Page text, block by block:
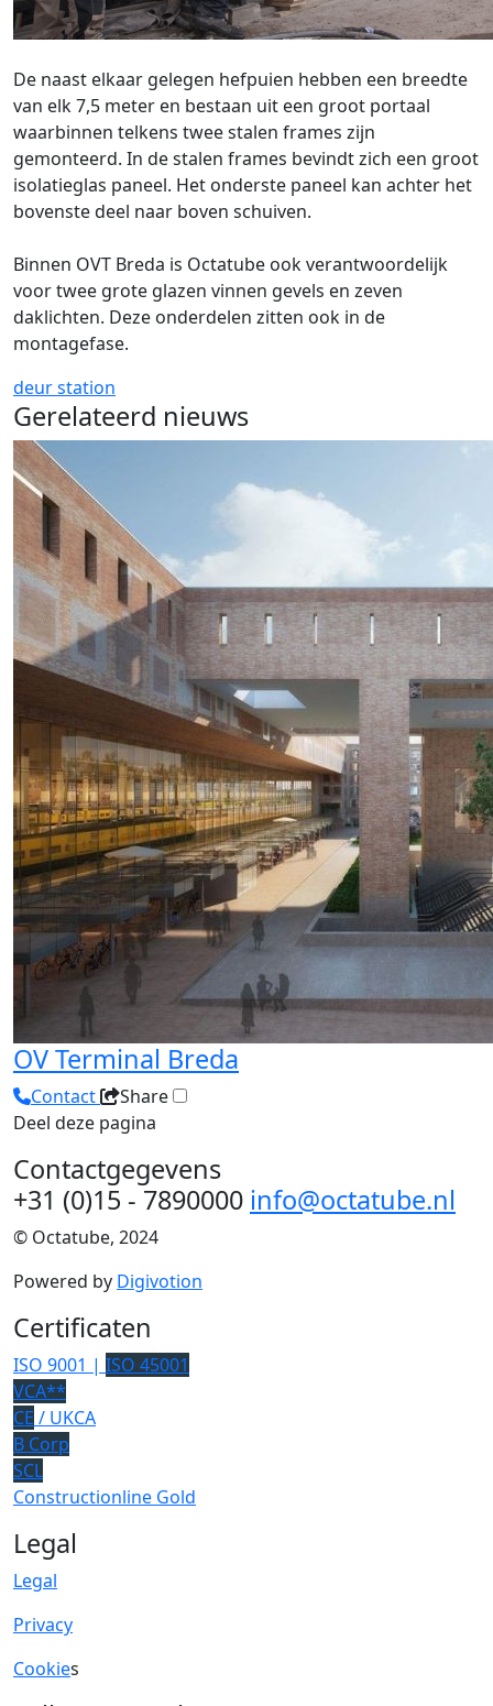
De naast elkaar gelegen hefpuien hebben een breedte
van elk 7,5 meter en bestaan uit een groot portaal
waarbinnen telkens twee stalen frames zijn
gemonteerd. In de stalen frames bevindt zich een groot
isolatieglas paneel. Het onderste paneel kan achter het
bovenste deel naar boven schuiven.
Binnen OVT Breda is Octatube ook verantwoordelijk
voor twee grote glazen vinnen gevels en zeven
daklichten. Deze onderdelen zitten ook in de
montagefase.
deurstation
Gerelateerd nieuws
OV Terminal Breda
Contact
Share
Deel deze pagina
Contactgegevens
+31 (0)15 - 7890000 info@octatube.nl
© Octatube, 2024
Powered by Digivotion
Certificaten
ISO 9001 | ISO 45001
VCA**
CE / UKCA
B Corp
SCL
Constructionline Gold
Legal
Legal
Privacy
Cookies